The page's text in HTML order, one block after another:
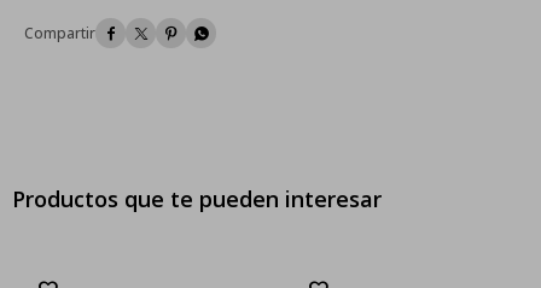
   
Productos que te pueden interesar